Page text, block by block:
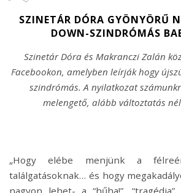
SZINETÁR DÓRA GYÖNYÖRŰ
DOWN-SZINDRÓMÁS
Szinetár Dóra és Makranczi Zalán
Facebookon, amelyben leírják hogy
szindrómás. A nyilatkozat
melengető, alább változtatás
„Hogy elébe menjünk a
találgatásoknak… és hogy